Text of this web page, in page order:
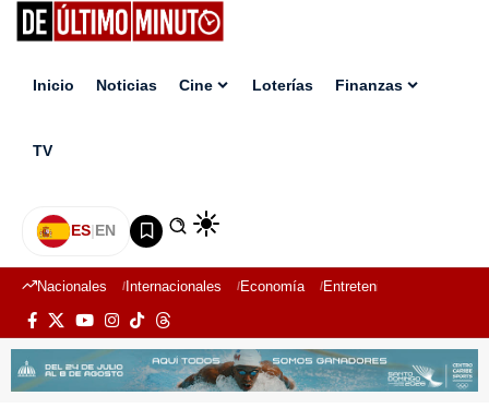
Inicio Noticias Cine Loterías Finanzas
TV
ES|EN
Nacionales Internacionales Economía Entretenimiento